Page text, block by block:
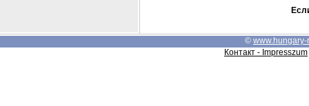
© www.hungary-
Контакт - Impresszum